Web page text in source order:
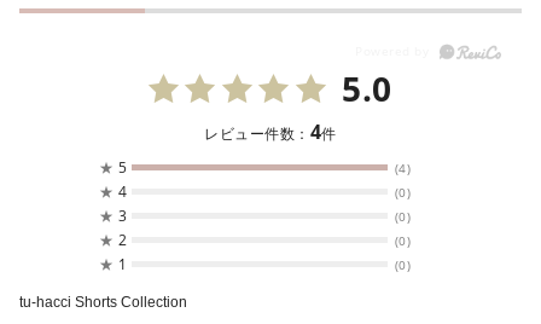
5.0
レビュー件数： 4件
★ 5 (4)
★ 4 (0)
★ 3 (0)
★ 2 (0)
★ 1 (0)
tu-hacci Shorts Collection